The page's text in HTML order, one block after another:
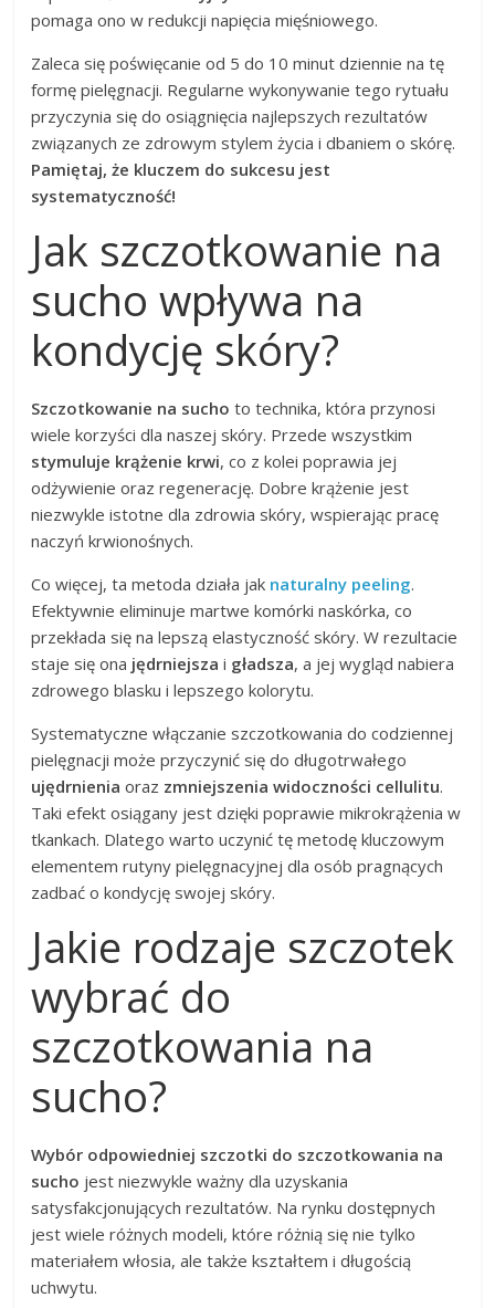
pomaga ono w redukcji napięcia mięśniowego.
Zaleca się poświęcanie od 5 do 10 minut dziennie na tę
formę pielęgnacji. Regularne wykonywanie tego rytuału
przyczynia się do osiągnięcia najlepszych rezultatów
związanych ze zdrowym stylem życia i dbaniem o skórę.
Pamiętaj, że kluczem do sukcesu jest
systematyczność!
Jak szczotkowanie na
sucho wpływa na
kondycję skóry?
Szczotkowanie na sucho to technika, która przynosi
wiele korzyści dla naszej skóry. Przede wszystkim
stymuluje krążenie krwi, co z kolei poprawia jej
odżywienie oraz regenerację. Dobre krążenie jest
niezwykle istotne dla zdrowia skóry, wspierając pracę
naczyń krwionośnych.
Co więcej, ta metoda działa jak naturalny peeling.
Efektywnie eliminuje martwe komórki naskórka, co
przekłada się na lepszą elastyczność skóry. W rezultacie
staje się ona jędrniejsza i gładsza, a jej wygląd nabiera
zdrowego blasku i lepszego kolorytu.
Systematyczne włączanie szczotkowania do codziennej
pielęgnacji może przyczynić się do długotrwałego
ujędrnienia oraz zmniejszenia widoczności cellulitu.
Taki efekt osiągany jest dzięki poprawie mikrokrążenia w
tkankach. Dlatego warto uczynić tę metodę kluczowym
elementem rutyny pielęgnacyjnej dla osób pragnących
zadbać o kondycję swojej skóry.
Jakie rodzaje szczotek
wybrać do
szczotkowania na
sucho?
Wybór odpowiedniej szczotki do szczotkowania na
sucho jest niezwykle ważny dla uzyskania
satysfakcjonujących rezultatów. Na rynku dostępnych
jest wiele różnych modeli, które różnią się nie tylko
materiałem włosia, ale także kształtem i długością
uchwytu.